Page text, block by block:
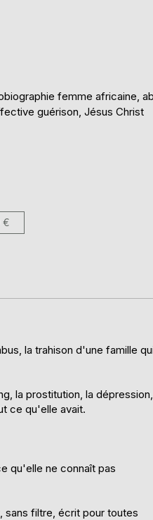
femme africaine,
guérison, Jésus Christ
€
la trahison d'une famille
la prostitution, la dépression,
ce qu'elle avait.
qu'elle ne connaît pas
sans filtre, écrit pour toutes